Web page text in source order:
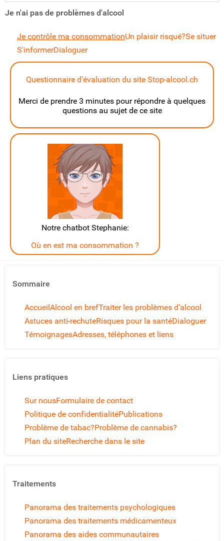
Je n'ai pas de problèmes d'alcool
Je contrôle ma consommationUn plaisir risqué?Se situer
S'informerDialoguer
Questionnaire d'évaluation du site Stop-alcool.ch
Merci de prendre 3 minutes pour répondre à quelques
questions au sujet de ce site
Notre chatbot Stephanie:
Où en est ma consommation ?
Sommaire
AccueilAlcool en brefTraiter les problèmes d'alcool
Astuces anti-rechuteRisques pour la santéDialoguer
TémoignagesAdresses, téléphones et liens
Liens pratiques
Sur nousFormulaire de contact
Politique de confidentialitéPublications
Problème de tabac?Problème de cannabis?
Plan du siteRecherche dans le site
Traitements
Panorama des traitements psychologiques
Panorama des traitements médicamenteux
Panorama des aides communautaires